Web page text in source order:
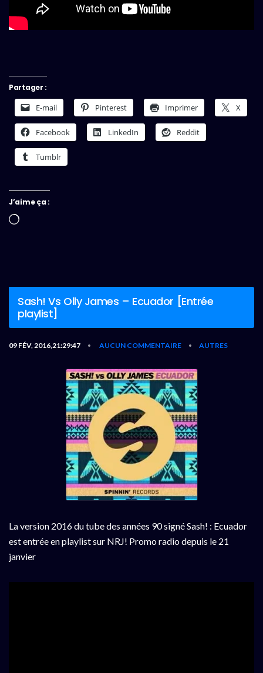
Partager :
E-mail Pinterest Imprimer X
Facebook LinkedIn Reddit
Tumblr
J’aime ça :
Chargement…
Sash! Vs Olly James – Ecuador [Entrée
playlist]
09 FÉV, 2016,21:29:47 • AUCUN COMMENTAIRE • AUTRES
La version 2016 du tube des années 90 signé Sash! : Ecuador
est entrée en playlist sur NRJ! Promo radio depuis le 21
janvier